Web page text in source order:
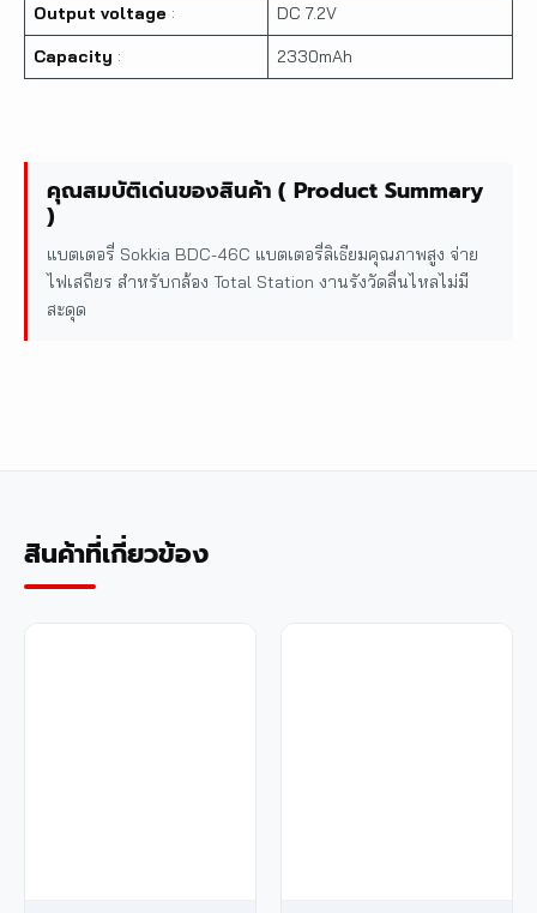
Output voltage :
DC 7.2V
Capacity : 2330mAh
คุณสมบัติเด่นของสินค้า ( Product Summary
)
แบตเตอรี่ Sokkia BDC-46C แบตเตอรี่ลิเธียมคุณภาพสูง จ่าย
ไฟเสถียร สำหรับกล้อง Total Station งานรังวัดลื่นไหลไม่มี
สะดุด
สินค้าที่เกี่ยวข้อง